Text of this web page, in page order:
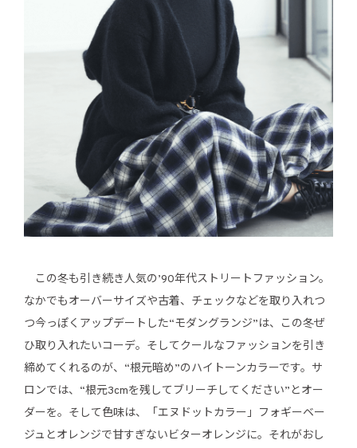
この冬も引き続き人気の’90年代ストリートファッション。
なかでもオーバーサイズや古着、チェックなどを取り入れつ
つ今っぽくアップデートした“モダングランジ”は、この冬ぜ
ひ取り入れたいコーデ。そしてクールなファッションを引き
締めてくれるのが、“根元暗め”のハイトーンカラーです。サ
ロンでは、“根元3cmを残してブリーチしてください”とオー
ダーを。そして色味は、「エヌドットカラー」フォギーベー
ジュとオレンジで甘すぎないビターオレンジに。それがおし